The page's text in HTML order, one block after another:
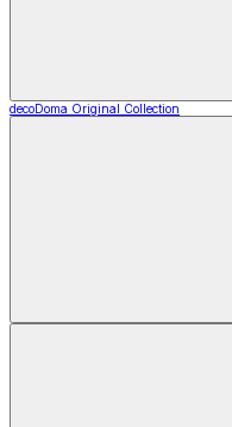
decoDoma Original Collection